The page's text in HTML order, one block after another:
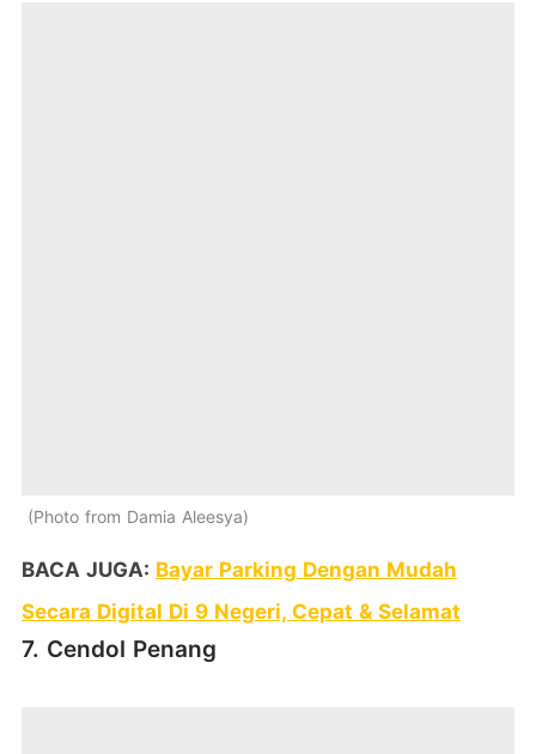
Photo from Damia Aleesya
BACA JUGA: Bayar Parking Dengan Mudah
Secara Digital Di 9 Negeri, Cepat & Selamat
7. Cendol Penang